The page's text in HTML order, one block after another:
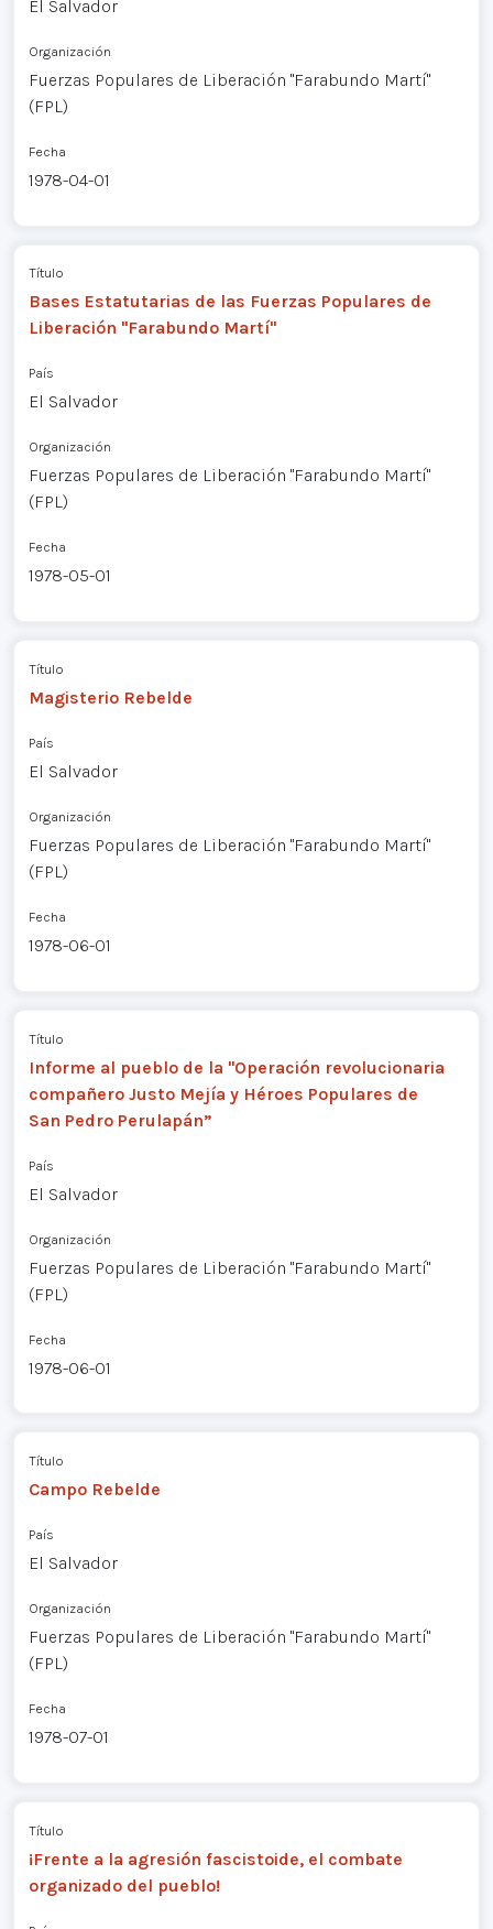
El Salvador
Organización
Fuerzas Populares de Liberación "Farabundo Martí"
(FPL)
Fecha
1978-04-01
Título
Bases Estatutarias de las Fuerzas Populares de
Liberación "Farabundo Martí"
País
El Salvador
Organización
Fuerzas Populares de Liberación "Farabundo Martí"
(FPL)
Fecha
1978-05-01
Título
Magisterio Rebelde
País
El Salvador
Organización
Fuerzas Populares de Liberación "Farabundo Martí"
(FPL)
Fecha
1978-06-01
Título
Informe al pueblo de la "Operación revolucionaria
compañero Justo Mejía y Héroes Populares de
San Pedro Perulapán”
País
El Salvador
Organización
Fuerzas Populares de Liberación "Farabundo Martí"
(FPL)
Fecha
1978-06-01
Título
Campo Rebelde
País
El Salvador
Organización
Fuerzas Populares de Liberación "Farabundo Martí"
(FPL)
Fecha
1978-07-01
Título
¡Frente a la agresión fascistoide, el combate
organizado del pueblo!